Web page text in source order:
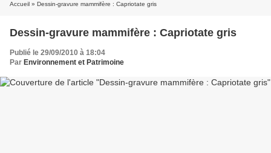
Accueil » Dessin-gravure mammifère : Capriotate gris
Dessin-gravure mammifère : Capriotate gris
Publié le 29/09/2010 à 18:04
Par Environnement et Patrimoine